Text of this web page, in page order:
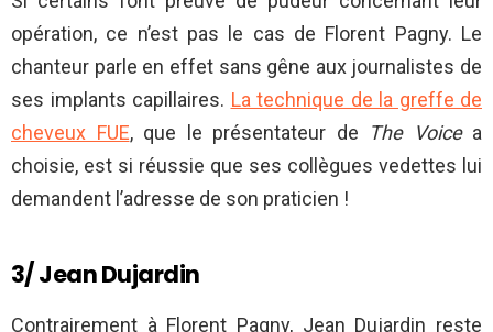
opération, ce n’est pas le cas de Florent Pagny. Le
chanteur parle en effet sans gêne aux journalistes de
ses implants capillaires. La technique de la greffe de
cheveux FUE, que le présentateur de The Voice a
choisie, est si réussie que ses collègues vedettes lui
demandent l’adresse de son praticien !
3/ Jean Dujardin
Contrairement à Florent Pagny, Jean Dujardin reste